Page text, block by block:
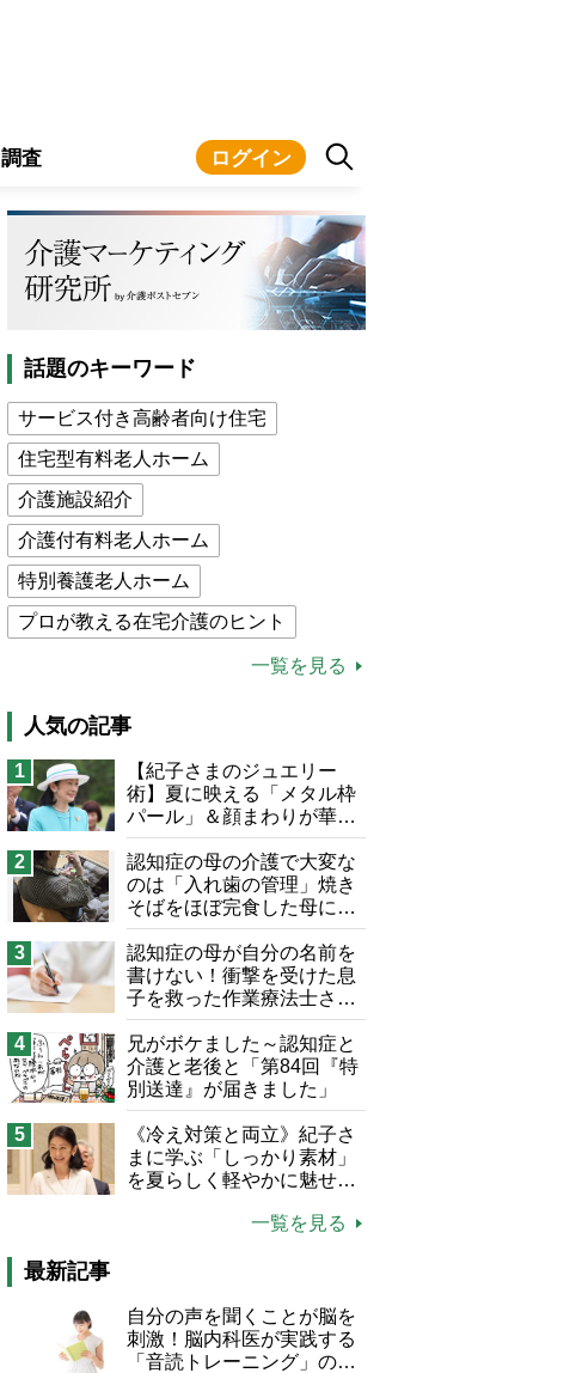
調査 ログイン
話題のキーワード
サービス付き高齢者向け住宅
住宅型有料老人ホーム
介護施設紹介
介護付有料老人ホーム
特別養護老人ホーム
プロが教える在宅介護のヒント
介護食
猫が母になつきません
息子の遠距離介護サバイバル術
兄がボケました
便利なサービス
予防法
一覧を見る
人気の記事
1
【紀子さまのジュエリー
術】夏に映える「メタル枠
パール」＆顔まわりが華や
ぐ「揺れる一粒」の使い分
け方
2
認知症の母の介護で大変な
のは「入れ歯の管理」焼き
そばをほぼ完食した母に息
子が血の気が引いた理由
3
認知症の母が自分の名前を
書けない！衝撃を受けた息
子を救った作業療法士さん
の言葉
4
兄がボケました～認知症と
介護と老後と「第84回『特
別送達』が届きました」
5
《冷え対策と両立》紀子さ
まに学ぶ「しっかり素材」
を夏らしく軽やかに魅せる
一覧を見る
最新記事
自分の声を聞くことが脳を
刺激！脳内科医が実践する
「音読トレーニング」の極